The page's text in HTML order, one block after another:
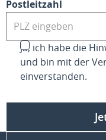
Postleitzahl
Ja, ich habe die
und bin mit der
einverstanden.